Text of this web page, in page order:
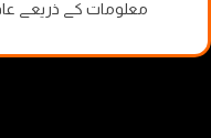
معلومات کے ذریعے